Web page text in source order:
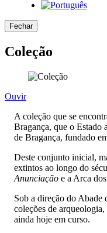
Fechar
Coleção
Ouvir
A coleção que se
Bragança, que o Estado
de Bragança, fundado
Deste conjunto inicial,
extintos ao longo do
Anunciação e a Arca
Sob a direção do Abade
coleções de
ainda hoje em curso.